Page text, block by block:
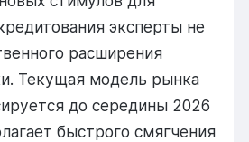
эксперты не
расширения
Текущая модель рынка
до середины 2026
быстрого смягчения